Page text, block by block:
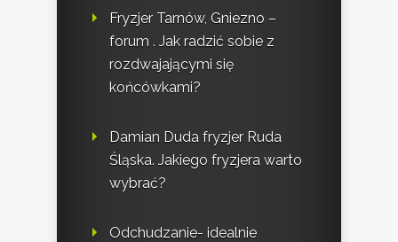
Fryzjer Tarnów, Gniezno –
forum . Jak radzić sobie z
rozdwajającymi się
końcówkami?
Damian Duda fryzjer Ruda
Śląska. Jakiego fryzjera warto
wybrać?
Odchudzanie- idealnie